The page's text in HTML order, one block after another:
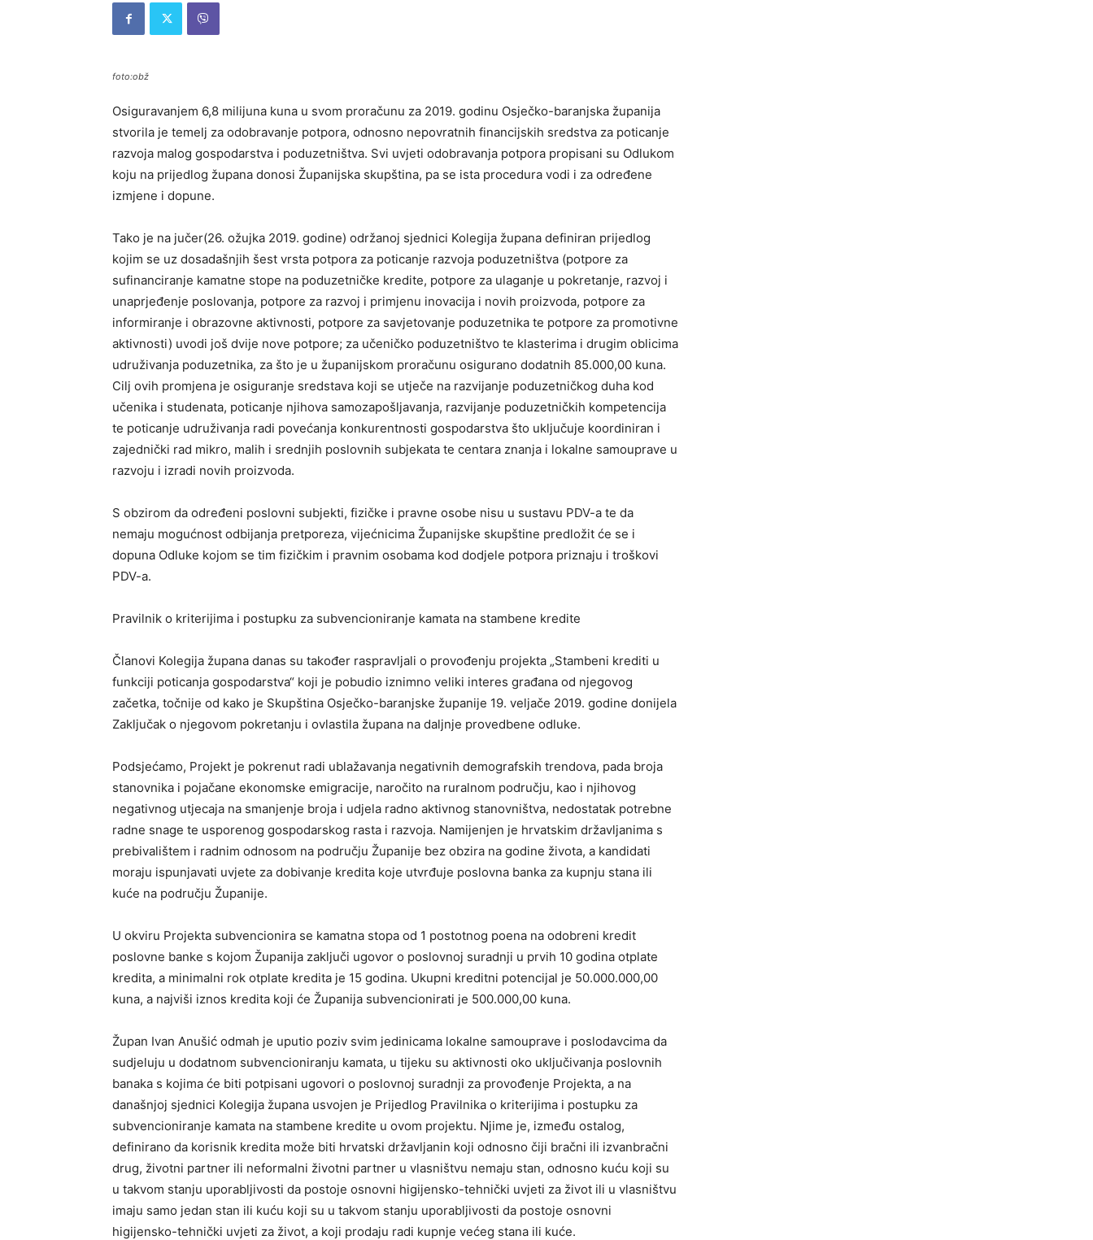
foto:obž
Osiguravanjem 6,8 milijuna kuna u svom proračunu za 2019. godinu Osječko-baranjska županija
stvorila je temelj za odobravanje potpora, odnosno nepovratnih financijskih sredstva za poticanje
razvoja malog gospodarstva i poduzetništva. Svi uvjeti odobravanja potpora propisani su Odlukom
koju na prijedlog župana donosi Županijska skupština, pa se ista procedura vodi i za određene
izmjene i dopune.
Tako je na jučer(26. ožujka 2019. godine) održanoj sjednici Kolegija župana definiran prijedlog
kojim se uz dosadašnjih šest vrsta potpora za poticanje razvoja poduzetništva (potpore za
sufinanciranje kamatne stope na poduzetničke kredite, potpore za ulaganje u pokretanje, razvoj i
unaprjeđenje poslovanja, potpore za razvoj i primjenu inovacija i novih proizvoda, potpore za
informiranje i obrazovne aktivnosti, potpore za savjetovanje poduzetnika te potpore za promotivne
aktivnosti) uvodi još dvije nove potpore; za učeničko poduzetništvo te klasterima i drugim oblicima
udruživanja poduzetnika, za što je u županijskom proračunu osigurano dodatnih 85.000,00 kuna.
Cilj ovih promjena je osiguranje sredstava koji se utječe na razvijanje poduzetničkog duha kod
učenika i studenata, poticanje njihova samozapošljavanja, razvijanje poduzetničkih kompetencija
te poticanje udruživanja radi povećanja konkurentnosti gospodarstva što uključuje koordiniran i
zajednički rad mikro, malih i srednjih poslovnih subjekata te centara znanja i lokalne samouprave u
razvoju i izradi novih proizvoda.
S obzirom da određeni poslovni subjekti, fizičke i pravne osobe nisu u sustavu PDV-a te da
nemaju mogućnost odbijanja pretporeza, vijećnicima Županijske skupštine predložit će se i
dopuna Odluke kojom se tim fizičkim i pravnim osobama kod dodjele potpora priznaju i troškovi
PDV-a.
Pravilnik o kriterijima i postupku za subvencioniranje kamata na stambene kredite
Članovi Kolegija župana danas su također raspravljali o provođenju projekta „Stambeni krediti u
funkciji poticanja gospodarstva“ koji je pobudio iznimno veliki interes građana od njegovog
začetka, točnije od kako je Skupština Osječko-baranjske županije 19. veljače 2019. godine donijela
Zaključak o njegovom pokretanju i ovlastila župana na daljnje provedbene odluke.
Podsjećamo, Projekt je pokrenut radi ublažavanja negativnih demografskih trendova, pada broja
stanovnika i pojačane ekonomske emigracije, naročito na ruralnom području, kao i njihovog
negativnog utjecaja na smanjenje broja i udjela radno aktivnog stanovništva, nedostatak potrebne
radne snage te usporenog gospodarskog rasta i razvoja. Namijenjen je hrvatskim državljanima s
prebivalištem i radnim odnosom na području Županije bez obzira na godine života, a kandidati
moraju ispunjavati uvjete za dobivanje kredita koje utvrđuje poslovna banka za kupnju stana ili
kuće na području Županije.
U okviru Projekta subvencionira se kamatna stopa od 1 postotnog poena na odobreni kredit
poslovne banke s kojom Županija zaključi ugovor o poslovnoj suradnji u prvih 10 godina otplate
kredita, a minimalni rok otplate kredita je 15 godina. Ukupni kreditni potencijal je 50.000.000,00
kuna, a najviši iznos kredita koji će Županija subvencionirati je 500.000,00 kuna.
Župan Ivan Anušić odmah je uputio poziv svim jedinicama lokalne samouprave i poslodavcima da
sudjeluju u dodatnom subvencioniranju kamata, u tijeku su aktivnosti oko uključivanja poslovnih
banaka s kojima će biti potpisani ugovori o poslovnoj suradnji za provođenje Projekta, a na
današnjoj sjednici Kolegija župana usvojen je Prijedlog Pravilnika o kriterijima i postupku za
subvencioniranje kamata na stambene kredite u ovom projektu. Njime je, između ostalog,
definirano da korisnik kredita može biti hrvatski državljanin koji odnosno čiji bračni ili izvanbračni
drug, životni partner ili neformalni životni partner u vlasništvu nemaju stan, odnosno kuću koji su
u takvom stanju uporabljivosti da postoje osnovni higijensko-tehnički uvjeti za život ili u vlasništvu
imaju samo jedan stan ili kuću koji su u takvom stanju uporabljivosti da postoje osnovni
higijensko-tehnički uvjeti za život, a koji prodaju radi kupnje većeg stana ili kuće.